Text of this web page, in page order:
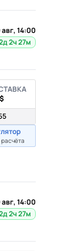
авг, 14:00
2ч 27м
авг, 14:00
2ч 27м